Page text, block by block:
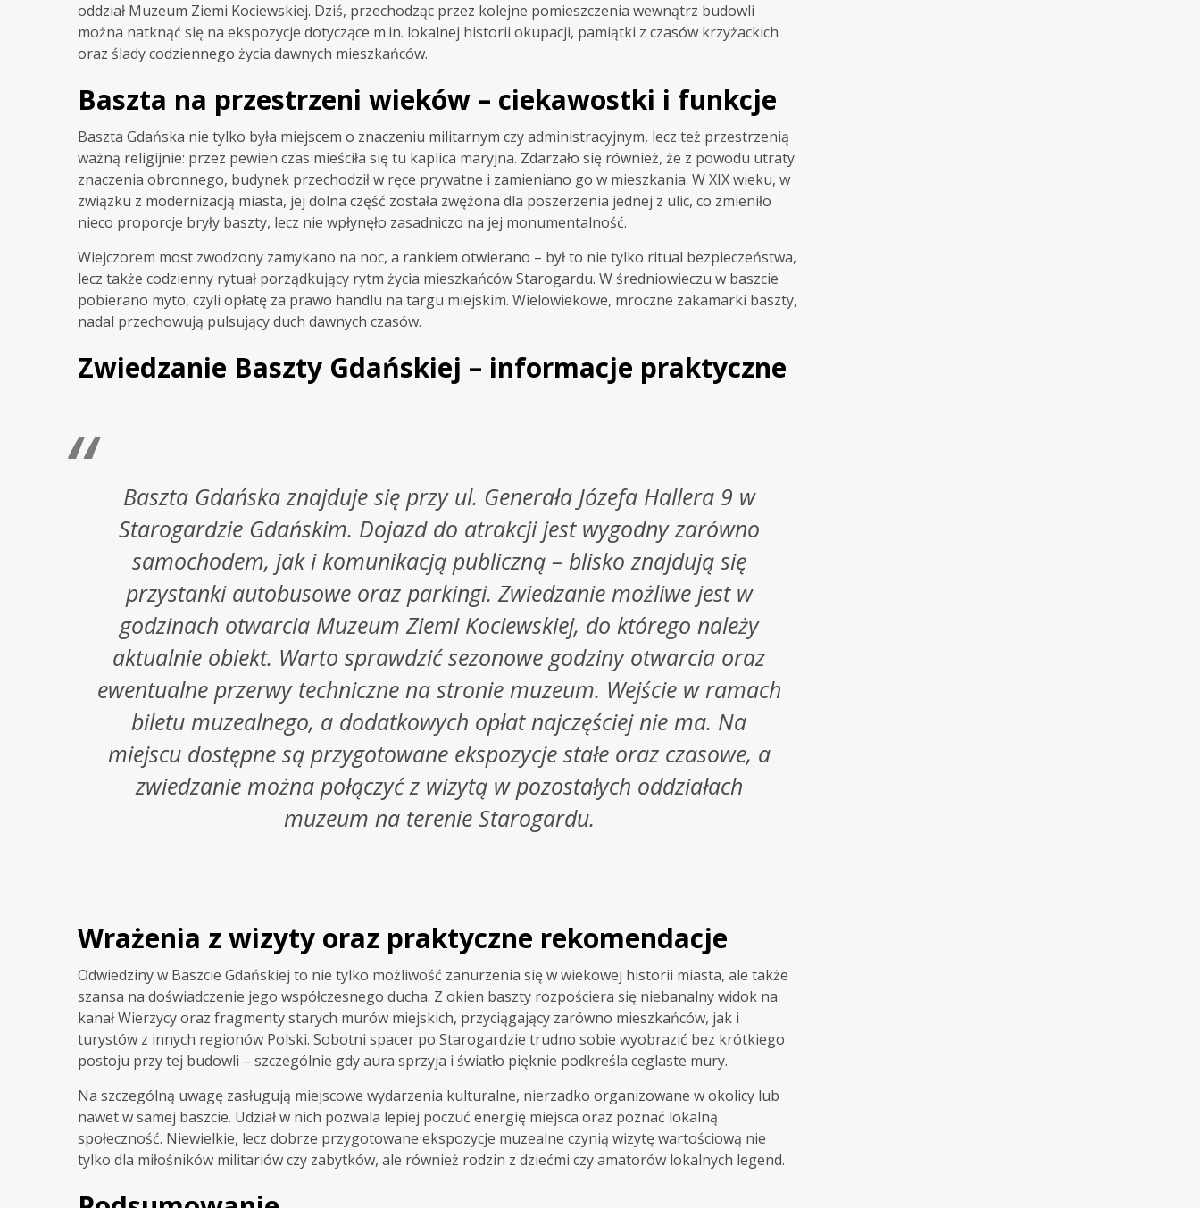
oddział Muzeum Ziemi Kociewskiej. Dziś, przechodząc przez kolejne pomieszczenia wewnątrz budowli
można natknąć się na ekspozycje dotyczące m.in. lokalnej historii okupacji, pamiątki z czasów krzyżackich
oraz ślady codziennego życia dawnych mieszkańców.
Baszta na przestrzeni wieków – ciekawostki i funkcje
Baszta Gdańska nie tylko była miejscem o znaczeniu militarnym czy administracyjnym, lecz też przestrzenią
ważną religijnie: przez pewien czas mieściła się tu kaplica maryjna. Zdarzało się również, że z powodu utraty
znaczenia obronnego, budynek przechodził w ręce prywatne i zamieniano go w mieszkania. W XIX wieku, w
związku z modernizacją miasta, jej dolna część została zwężona dla poszerzenia jednej z ulic, co zmieniło
nieco proporcje bryły baszty, lecz nie wpłynęło zasadniczo na jej monumentalność.
Wiejczorem most zwodzony zamykano na noc, a rankiem otwierano – był to nie tylko ritual bezpieczeństwa,
lecz także codzienny rytuał porządkujący rytm życia mieszkańców Starogardu. W średniowieczu w baszcie
pobierano myto, czyli opłatę za prawo handlu na targu miejskim. Wielowiekowe, mroczne zakamarki baszty,
nadal przechowują pulsujący duch dawnych czasów.
Zwiedzanie Baszty Gdańskiej – informacje praktyczne
Baszta Gdańska znajduje się przy ul. Generała Józefa Hallera 9 w
Starogardzie Gdańskim. Dojazd do atrakcji jest wygodny zarówno
samochodem, jak i komunikacją publiczną – blisko znajdują się
przystanki autobusowe oraz parkingi. Zwiedzanie możliwe jest w
godzinach otwarcia Muzeum Ziemi Kociewskiej, do którego należy
aktualnie obiekt. Warto sprawdzić sezonowe godziny otwarcia oraz
ewentualne przerwy techniczne na stronie muzeum. Wejście w ramach
biletu muzealnego, a dodatkowych opłat najczęściej nie ma. Na
miejscu dostępne są przygotowane ekspozycje stałe oraz czasowe, a
zwiedzanie można połączyć z wizytą w pozostałych oddziałach
muzeum na terenie Starogardu.
Wrażenia z wizyty oraz praktyczne rekomendacje
Odwiedziny w Baszcie Gdańskiej to nie tylko możliwość zanurzenia się w wiekowej historii miasta, ale także
szansa na doświadczenie jego współczesnego ducha. Z okien baszty rozpościera się niebanalny widok na
kanał Wierzycy oraz fragmenty starych murów miejskich, przyciągający zarówno mieszkańców, jak i
turystów z innych regionów Polski. Sobotni spacer po Starogardzie trudno sobie wyobrazić bez krótkiego
postoju przy tej budowli – szczególnie gdy aura sprzyja i światło pięknie podkreśla ceglaste mury.
Na szczególną uwagę zasługują miejscowe wydarzenia kulturalne, nierzadko organizowane w okolicy lub
nawet w samej baszcie. Udział w nich pozwala lepiej poczuć energię miejsca oraz poznać lokalną
społeczność. Niewielkie, lecz dobrze przygotowane ekspozycje muzealne czynią wizytę wartościową nie
tylko dla miłośników militariów czy zabytków, ale również rodzin z dziećmi czy amatorów lokalnych legend.